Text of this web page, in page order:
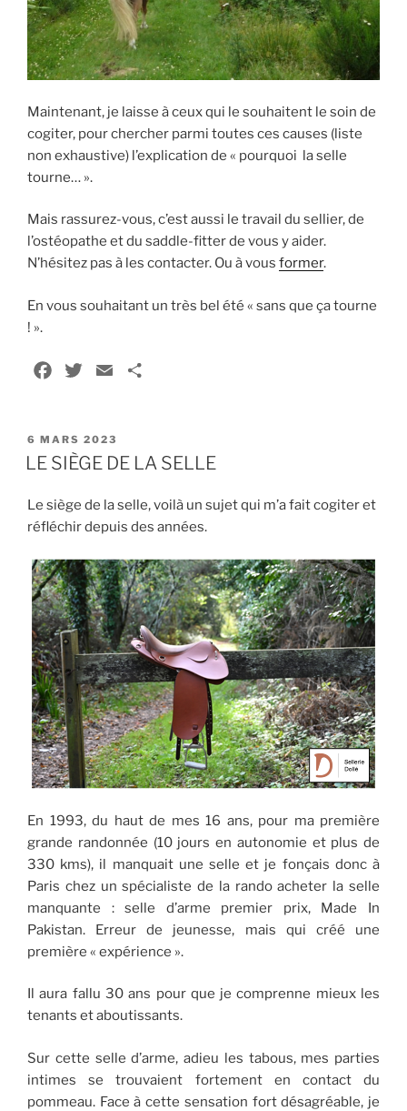
Maintenant, je laisse à ceux qui le souhaitent le soin de
cogiter, pour chercher parmi toutes ces causes (liste
non exhaustive) l’explication de « pourquoi la selle
tourne… ».
Mais rassurez-vous, c’est aussi le travail du sellier, de
l’ostéopathe et du saddle-fitter de vous y aider.
N’hésitez pas à les contacter. Ou à vous former.
En vous souhaitant un très bel été « sans que ça tourne
! ».
e
b
o
k
t
t
r
l
a
e
r
PUBLIÉ
LE
6 MARS 2023
LE SIÈGE DE LA SELLE
Le siège de la selle, voilà un sujet qui m’a fait cogiter et
réfléchir depuis des années.
En 1993, du haut de mes 16 ans, pour ma première
grande randonnée (10 jours en autonomie et plus de
330 kms), il manquait une selle et je fonçais donc à
Paris chez un spécialiste de la rando acheter la selle
manquante : selle d’arme premier prix, Made In
Pakistan. Erreur de jeunesse, mais qui créé une
première « expérience ».
Il aura fallu 30 ans pour que je comprenne mieux les
tenants et aboutissants.
Sur cette selle d’arme, adieu les tabous, mes parties
intimes se trouvaient fortement en contact du
pommeau. Face à cette sensation fort désagréable, je